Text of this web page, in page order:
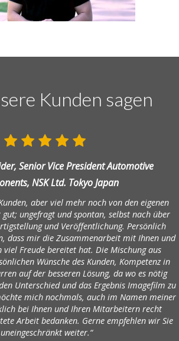
Kunden sagen
Senior Vice President Automotive
NSK Ltd. Tokyo Japan
aber viel mehr noch von den eigenen
ungefragt und spontan, selbst nach über
und Veröffentlichung. Persönlich
dass mir die Zusammenarbeit mit Ihnen und
Freude bereitet hat. Die Mischung aus
Wünsche des Kunden, Kompetenz in
auf der besseren Lösung, da wo es nötig
Unterschied und das Ergebnis Imagefilm zu
mich nochmals, auch im Namen meiner
bei Ihnen und Ihren Mitarbeitern recht
Arbeit bedanken. Gerne empfehlen wir Sie
uneingeschränkt weiter.“